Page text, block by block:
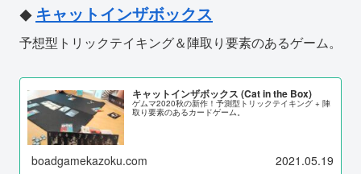
◆ キャットインザボックス
予想型トリックテイキング＆陣取り要素のあるゲーム。
キャットインザボックス (Cat in the Box)
ゲムマ2020秋の新作！予測型トリックテイキング + 陣
取り要素のあるカードゲーム。
boadgamekazoku.com 2021.05.19